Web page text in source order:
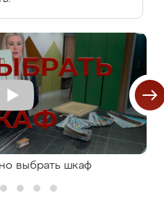
выбрать шкаф